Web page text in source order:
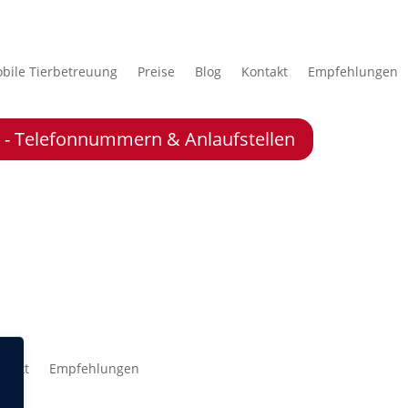
Tierbetreuung Preise Blog Kontakt Empfehlungen
Telefonnummern & Anlaufstellen
Empfehlungen